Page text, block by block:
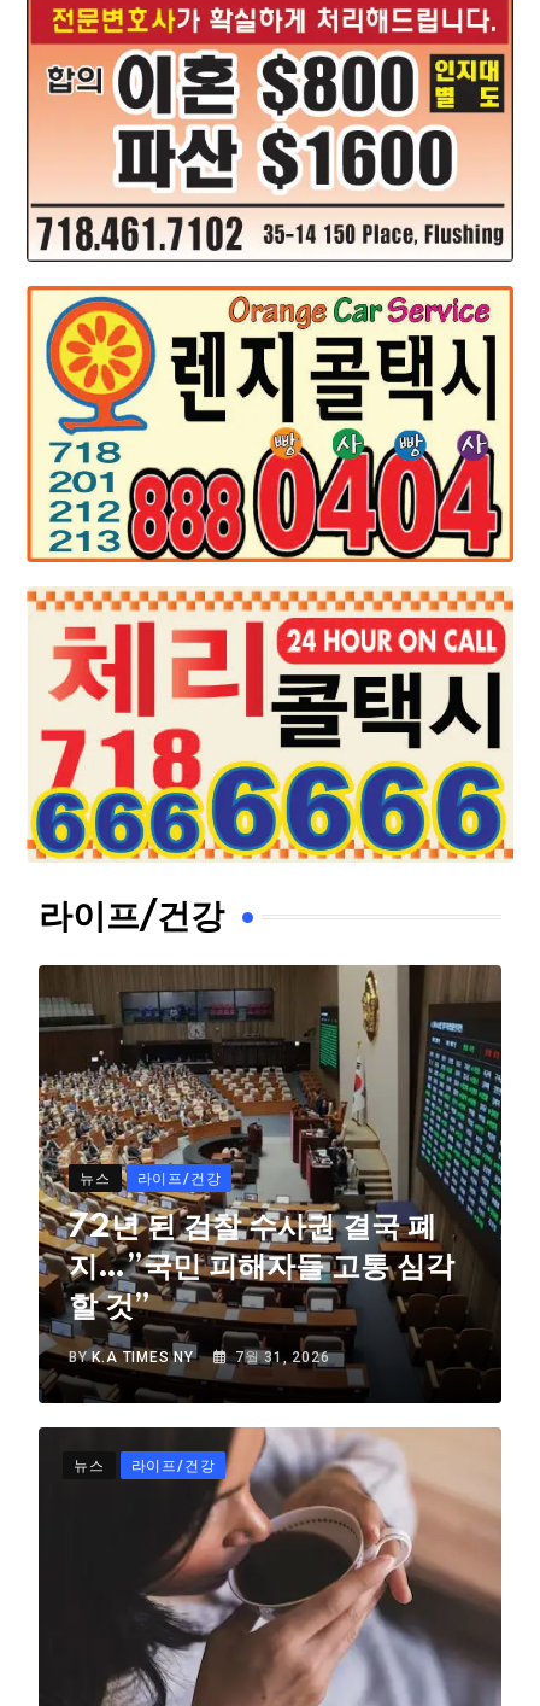
라이프/건강
뉴스 라이프/건강
72년 된 검찰 수사권 결국 폐
지…”국민 피해자들 고통 심각
할 것”
BYK.A TIMES NY 7월 31, 2026
뉴스 라이프/건강